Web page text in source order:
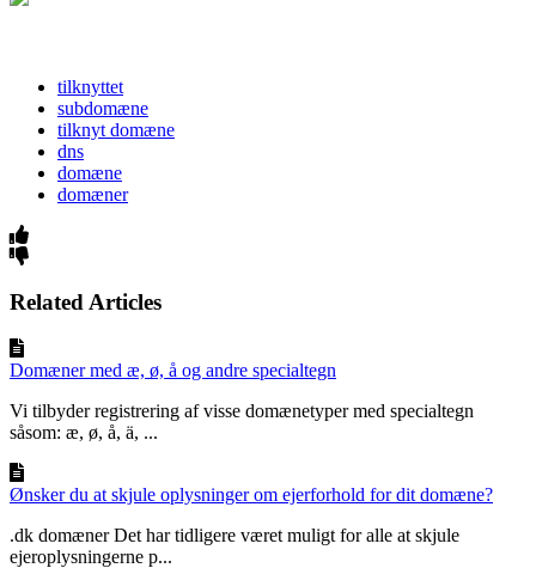
tilknyttet
subdomæne
tilknyt domæne
dns
domæne
domæner
Related Articles
Domæner med æ, ø, å og andre specialtegn
Vi tilbyder registrering af visse domænetyper med specialtegn
såsom: æ, ø, å, ä, ...
Ønsker du at skjule oplysninger om ejerforhold for dit domæne?
.dk domæner Det har tidligere været muligt for alle at skjule
ejeroplysningerne p...